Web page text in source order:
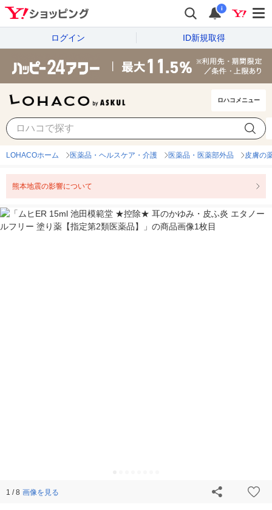
i
ログイン ID新規取得
ロハコメニュー
LOHACOホーム 医薬品・ヘルスケア・介護 医薬品・医薬部外品 皮膚の
熊本地震の影響について
1 / 8 画像を見る